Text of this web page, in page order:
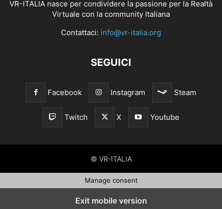
VR-ITALIA nasce per condividere la passione per la Realtà
Virtuale con la community Italiana
Contattaci: info@vr-italia.org
SEGUICI
Facebook Instagram Steam
Twitch X Youtube
© VR-ITALIA
Manage consent
Exit mobile version